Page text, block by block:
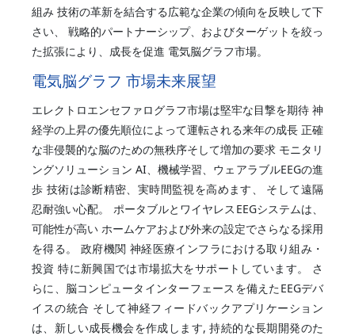
組み 技術の革新を結合する広範な企業の傾向を反映して下
さい、 戦略的パートナーシップ、およびターゲットを絞っ
た拡張により、成長を促進 電気脳グラフ市場。
電気脳グラフ 市場未来展望
エレクトロエンセファログラフ市場は堅牢な目撃を期待 神
経学の上昇の優先順位によって運転される来年の成長 正確
な非侵襲的な脳のための無秩序そして増加の要求 モニタリ
ングソリューション AI、機械学習、ウェアラブルEEGの進
歩 技術は診断精密、実時間監視を高めます、 そして遠隔
忍耐強い心配。 ポータブルとワイヤレスEEGシステムは、
可能性が高い ホームケアおよび外来の設定でさらなる採用
を得る。 政府機関 神経医療インフラにおける取り組み・
投資 特に新興国では市場拡大をサポートしています。 さ
らに、脳コンピュータインターフェースを備えたEEGデバ
イスの統合 そして神経フィードバックアプリケーション
は、新しい成長機会を作成します, 持続的な長期開発のた